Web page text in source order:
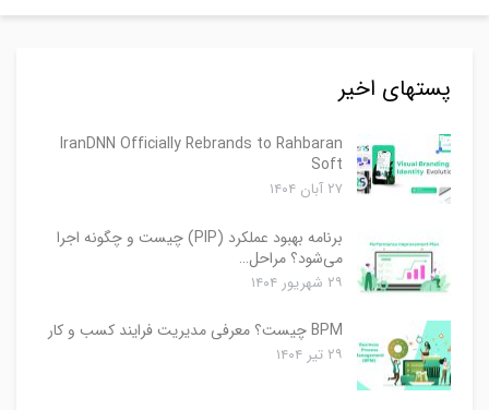
پستهای اخیر
IranDNN Officially Rebrands to Rahbaran
Soft
۲۷ آبان ۱۴۰۴
برنامه بهبود عملکرد (PIP) چیست و چگونه اجرا
می‌شود؟ مراحل…
۲۹ شهریور ۱۴۰۴
BPM چیست؟ معرفی مدیریت فرایند کسب و کار
۲۹ تیر ۱۴۰۴